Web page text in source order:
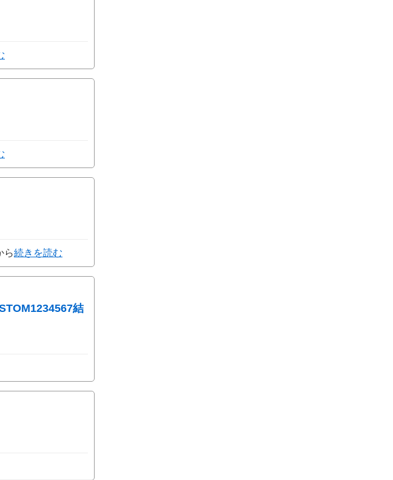
ら続きを読む
結